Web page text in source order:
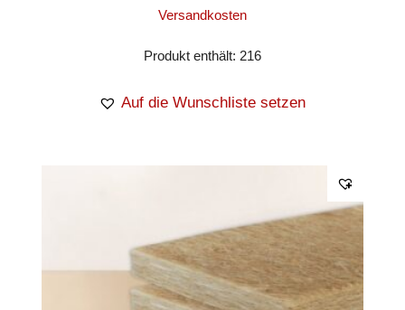
Versandkosten
Produkt enthält: 216
Auf die Wunschliste setzen